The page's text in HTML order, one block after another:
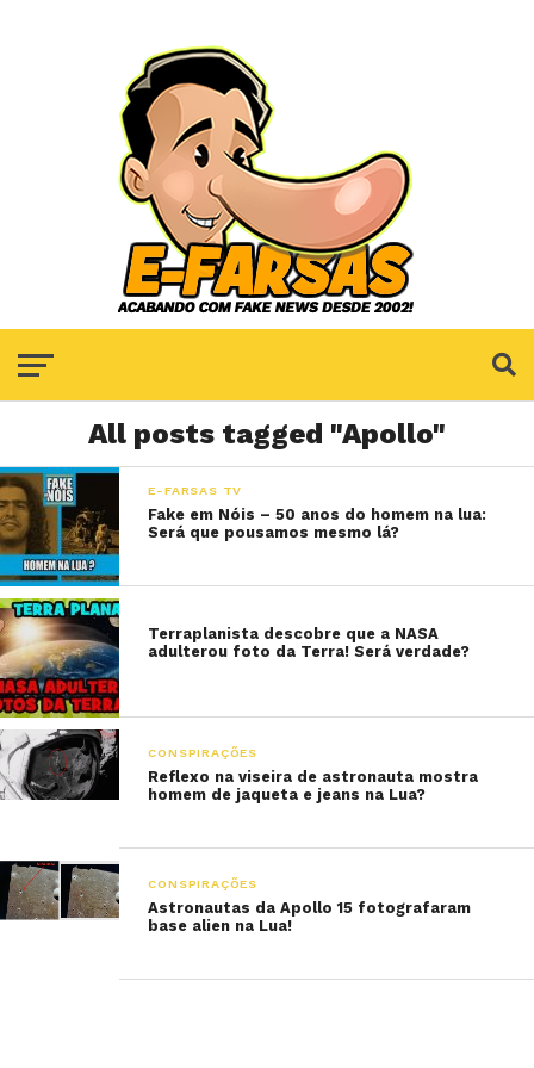
All posts tagged "Apollo"
E-FARSAS TV
Fake em Nóis – 50 anos do homem na lua:
Será que pousamos mesmo lá?
Terraplanista descobre que a NASA
adulterou foto da Terra! Será verdade?
CONSPIRAÇÕES
Reflexo na viseira de astronauta mostra
homem de jaqueta e jeans na Lua?
CONSPIRAÇÕES
Astronautas da Apollo 15 fotografaram
base alien na Lua!